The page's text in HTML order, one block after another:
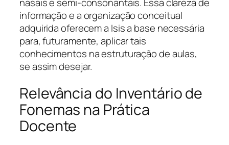
informação e a organização conceitual
adquirida oferecem a Isis a base necessária
para, futuramente, aplicar tais
conhecimentos na estruturação de aulas,
se assim desejar.
Relevância do Inventário de
Fonemas na Prática
Docente